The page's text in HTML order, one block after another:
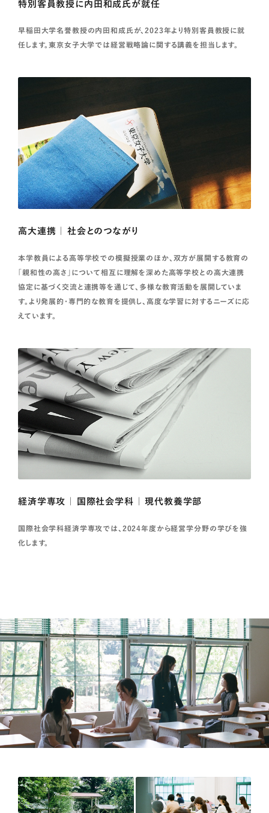
特別客員教授に内田和成氏が就任
早稲田大学名誉教授の内田和成氏が、2023年より特別客員教授に就
任します。東京女子大学では経営戦略論に関する講義を担当します。
高大連携 ｜ 社会とのつながり
本学教員による高等学校での模擬授業のほか、双方が展開する教育の
「親和性の高さ」について相互に理解を深めた高等学校との高大連携
協定に基づく交流と連携等を通じて、多様な教育活動を展開していま
す。より発展的・専門的な教育を提供し、高度な学習に対するニーズに応
えています。
経済学専攻 ｜ 国際社会学科 ｜ 現代教養学部
国際社会学科経済学専攻では、2024年度から経営学分野の学びを強
化します。